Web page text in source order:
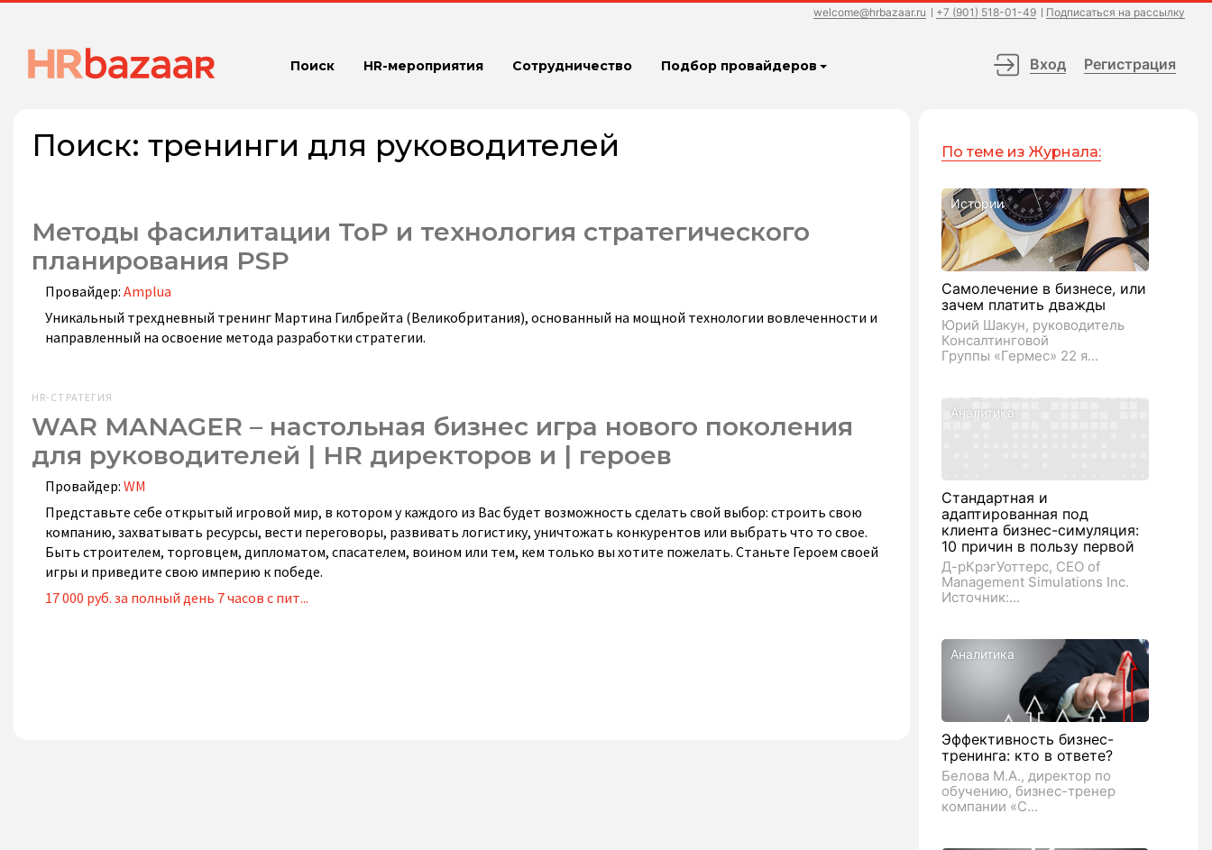
welcome@hrbazaar.ru +7 (901) 518-01-49 Подписаться на рассылку
Поиск HR-мероприятия Сотрудничество Подбор провайдеров Вход Регистрация
Поиск: тренинги для руководителей
Методы фасилитации ToP и технология стратегического
планирования PSP
Провайдер: Amplua
Уникальный трехдневный тренинг Мартина Гилбрейта (Великобритания), основанный на мощной технологии вовлеченности и
направленный на освоение метода разработки стратегии.
HR-СТРАТЕГИЯ
WAR MANAGER – настольная бизнес игра нового поколения
для руководителей | HR директоров и | героев
Провайдер: WM
Представьте себе открытый игровой мир, в котором у каждого из Вас будет возможность сделать свой выбор: строить свою
компанию, захватывать ресурсы, вести переговоры, развивать логистику, уничтожать конкурентов или выбрать что то свое.
Быть строителем, торговцем, дипломатом, спасателем, воином или тем, кем только вы хотите пожелать. Станьте Героем своей
игры и приведите свою империю к победе.
17 000 руб. за полный день 7 часов с пит...
По теме из Журнала:
Истории
Самолечение в бизнесе, или
зачем платить дважды
Юрий Шакун, руководитель
Консалтинговой
Группы «Гермес» 22 я...
Аналитика
Стандартная и
адаптированная под
клиента бизнес-симуляция:
10 причин в пользу первой
Д-рКрэгУоттерс, CEO of
Management Simulations Inc.
Источник:...
Аналитика
Эффективность бизнес-
тренинга: кто в ответе?
Белова М.А., директор по
обучению, бизнес-тренер
компании «С...